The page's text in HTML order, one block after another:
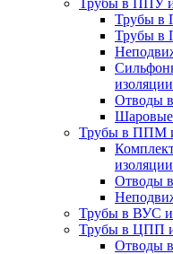
Трубы в ППУ
Трубы
Трубы
изоляции
Отводы
Трубы в ППМ
изоляции
Отводы
Трубы в ВУС
Трубы в ЦПП
Отводы